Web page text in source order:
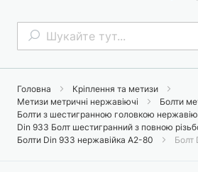
Пошук
Головна
Кріплення та метизи
Метизи метричні нержавіючі
Болти
Болти з шестигранною головкою
Din 933 Болт шестигранний з повною
Болти Din 933 нержавійка A2-80
Болт